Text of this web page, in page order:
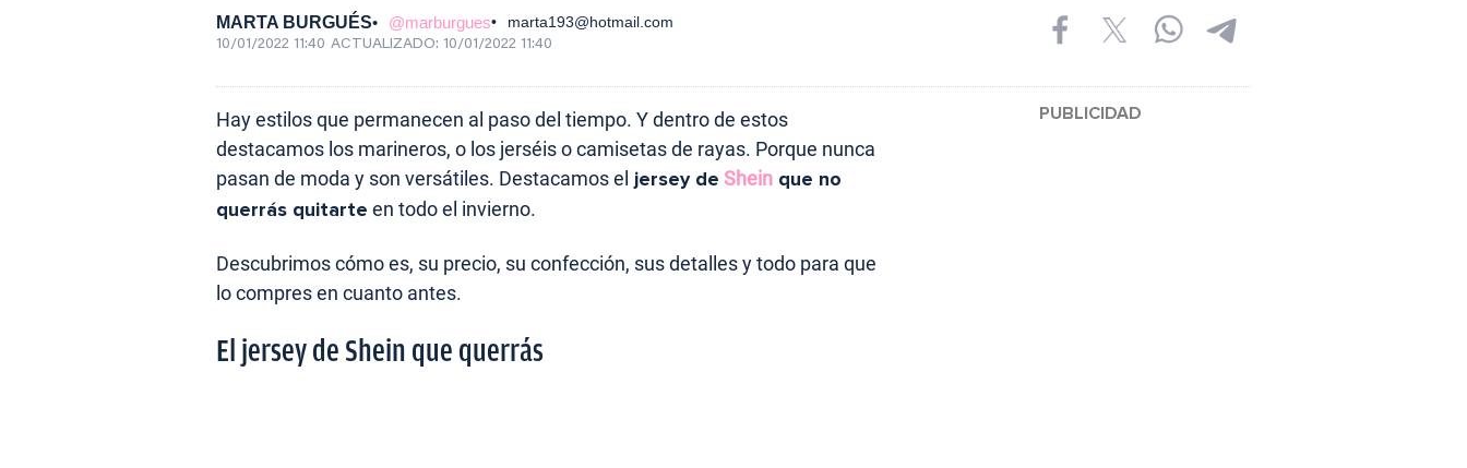
MARTA BURGUÉS @marburgues marta193@hotmail.com
10/01/2022 11:40 ACTUALIZADO: 10/01/2022 11:40
Hay estilos que permanecen al paso del tiempo. Y dentro de estos
destacamos los marineros, o los jerséis o camisetas de rayas. Porque nunca
pasan de moda y son versátiles. Destacamos el jersey de Shein que no
querrás quitarte en todo el invierno.
Descubrimos cómo es, su precio, su confección, sus detalles y todo para que
lo compres en cuanto antes.
El jersey de Shein que querrás